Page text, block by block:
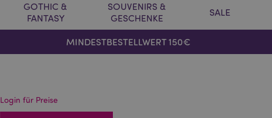
GOTHIC &
FANTASY
SOUVENIRS &
GESCHENKE
SALE
MINDESTBESTELLWERT 150€
Login für Preise